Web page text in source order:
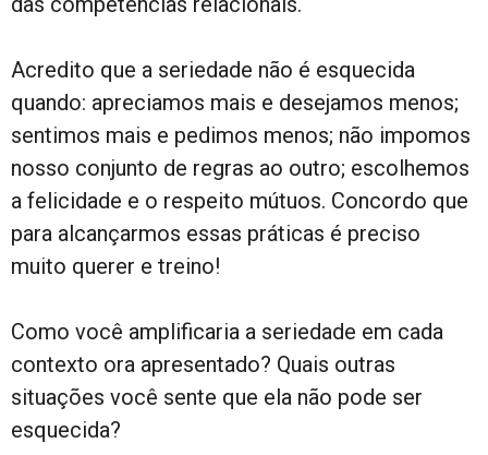
Acredito que a seriedade não é esquecida
quando: apreciamos mais e desejamos menos;
sentimos mais e pedimos menos; não impomos
nosso conjunto de regras ao outro; escolhemos
a felicidade e o respeito mútuos. Concordo que
para alcançarmos essas práticas é preciso
muito querer e treino!
Como você amplificaria a seriedade em cada
contexto ora apresentado? Quais outras
situações você sente que ela não pode ser
esquecida?